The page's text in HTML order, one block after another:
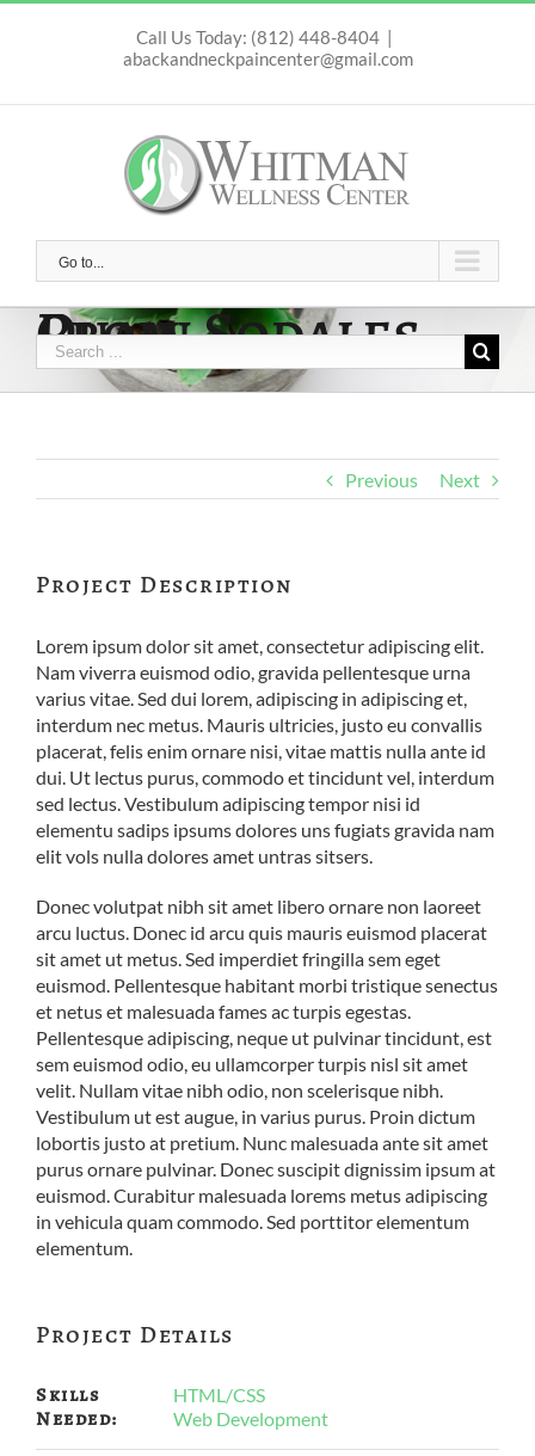
Skip
Call Us Today: (812) 448-8404 |
abackandneckpaincenter@gmail.com
Go to...
Proin Sodales Quam
Search
for:
Previous Next
Project Description
Lorem ipsum dolor sit amet, consectetur adipiscing elit.
Nam viverra euismod odio, gravida pellentesque urna
varius vitae. Sed dui lorem, adipiscing in adipiscing et,
interdum nec metus. Mauris ultricies, justo eu convallis
placerat, felis enim ornare nisi, vitae mattis nulla ante id
dui. Ut lectus purus, commodo et tincidunt vel, interdum
sed lectus. Vestibulum adipiscing tempor nisi id
elementu sadips ipsums dolores uns fugiats gravida nam
elit vols nulla dolores amet untras sitsers.
Donec volutpat nibh sit amet libero ornare non laoreet
arcu luctus. Donec id arcu quis mauris euismod placerat
sit amet ut metus. Sed imperdiet fringilla sem eget
euismod. Pellentesque habitant morbi tristique senectus
et netus et malesuada fames ac turpis egestas.
Pellentesque adipiscing, neque ut pulvinar tincidunt, est
sem euismod odio, eu ullamcorper turpis nisl sit amet
velit. Nullam vitae nibh odio, non scelerisque nibh.
Vestibulum ut est augue, in varius purus. Proin dictum
lobortis justo at pretium. Nunc malesuada ante sit amet
purus ornare pulvinar. Donec suscipit dignissim ipsum at
euismod. Curabitur malesuada lorems metus adipiscing
in vehicula quam commodo. Sed porttitor elementum
elementum.
Project Details
Skills
Needed:
HTML/CSS
Web Development